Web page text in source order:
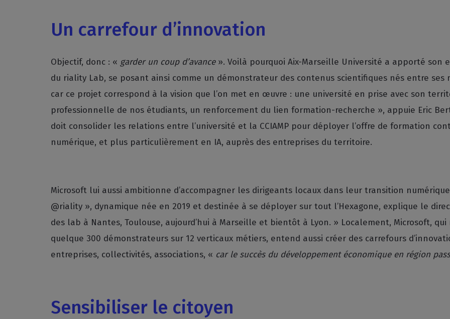
Un carrefour d’innovation
Objectif, donc : « garder un coup d’avance». Voilà pourquoi Aix-Marseille Université a apporté son
du riality Lab, se posant ainsi comme un démonstrateur des contenus scientifiques nés entre ses
car ce projet correspond à la vision que l’on met en œuvre : une université en prise avec son
professionnelle de nos étudiants, un renforcement du lien formation-recherche », appuie Eric
doit consolider les relations entre l’université et la CCIAMP pour déployer l’offre de formation
numérique, et plus particulièrement en IA, auprès des entreprises du territoire.
Microsoft lui aussi ambitionne d’accompagner les dirigeants locaux dans leur transition
@riality », dynamique née en 2019 et destinée à se déployer sur tout l’Hexagone, explique le
des lab à Nantes, Toulouse, aujourd’hui à Marseille et bientôt à Lyon. » Localement, Microsoft,
quelque 300 démonstrateurs sur 12 verticaux métiers, entend aussi créer des carrefours
entreprises, collectivités, associations, « car le succès du développement économique en région
Sensibiliser le citoyen